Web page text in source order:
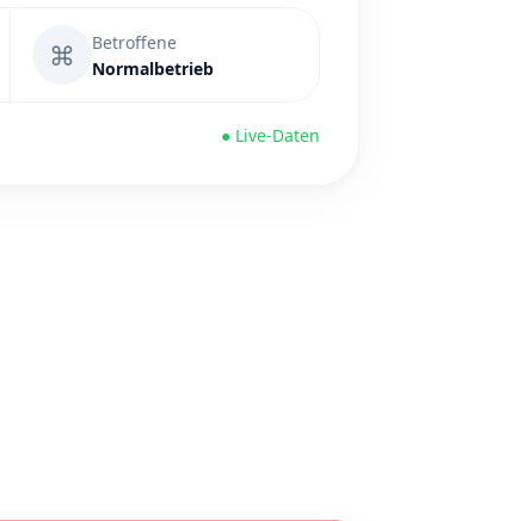
⌘
Betroffene
Normalbetrieb
● Live-Daten